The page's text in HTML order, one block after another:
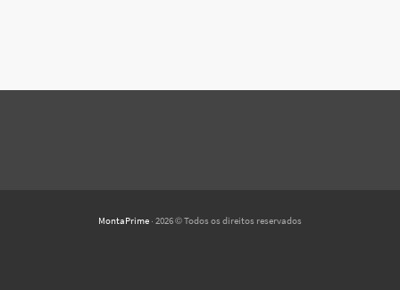
MontaPrime · 2026 © Todos os direitos reservados